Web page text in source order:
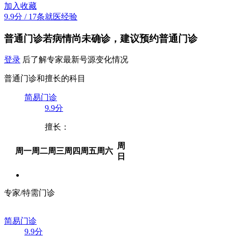
加入收藏
9.9分 / 17条就医经验
普通门诊若病情尚未确诊，建议预约普通门诊
登录 后了解专家最新号源变化情况
普通门诊和擅长的科目
简易门诊
9.9分
擅长：
周一周二周三周四 周五周六
周
日
专家/特需门诊
简易门诊
9.9分